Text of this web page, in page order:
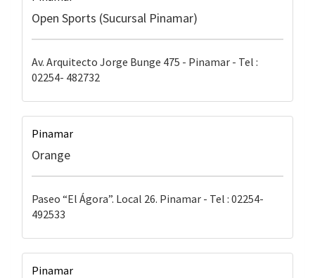
Open Sports (Sucursal Pinamar)
Av. Arquitecto Jorge Bunge 475 - Pinamar - Tel :
02254- 482732
Pinamar
Orange
Paseo “El Ágora”. Local 26. Pinamar - Tel : 02254-
492533
Pinamar